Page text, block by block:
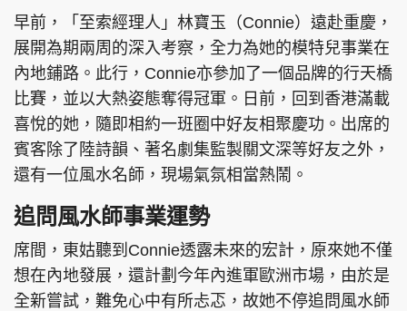
東周刊 cazbuyer 東Touch
PCM 電腦廣場 星島頭條 星島日報
頭條日報 星島環球 The Standard
早前，「至索經理人」林寶玉（Connie）遠赴重慶，
展開為期兩周的深入考察，全力為她的模特兒事業在
內地鋪路。此行，Connie亦參加了一個品牌的行天橋
比賽，並以大熱姿態奪得冠軍。日前，回到香港滿載
喜悅的她，隨即相約一班圈中好友相聚慶功。出席的
賓客除了陸詩韻、著名劇集監製關文深等好友之外，
還有一位風水名師，現場氣氛相當熱鬧。
追問風水師事業運勢
席間，東姑聽到Connie透露未來的宏計，原來她不僅
想在內地發展，還計劃今年內進軍歐洲市場，由於是
全新嘗試，難免心中有所忐忑，故她不停追問風水師